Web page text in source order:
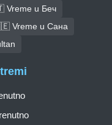
u Беч
Vreme u Сана